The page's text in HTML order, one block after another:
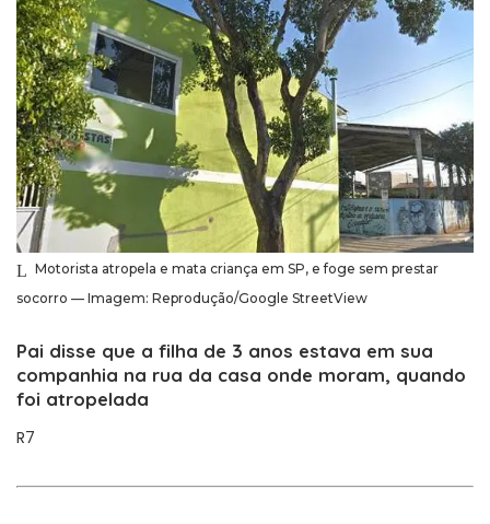
Motorista atropela e mata criança em SP, e foge sem prestar
socorro — Imagem: Reprodução/Google StreetView
Pai disse que a filha de 3 anos estava em sua
companhia na rua da casa onde moram, quando
foi atropelada
R7